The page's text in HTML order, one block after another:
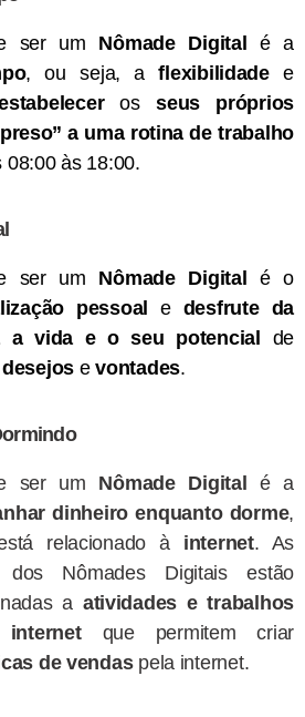
ser um Nômade Digital
é a
, ou seja, aflexibilidadee
osseus próprios
preso” a uma rotina de trabalho
08:00 às 18:00.
ser um Nômade Digital
é o
pessoale desfrute da
a vida e o seu potencial
de
evontades.
ser um Nômade Digital
é a
dinheiro enquanto dorme,
relacionado à internet. As
Nômades Digitais estão
a atividades e trabalhos
que permitem criar
de vendaspela internet.